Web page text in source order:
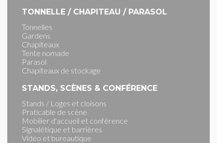
TONNELLE / CHAPITEAU / PARASOL
Tonnelles
Gardens
Chapiteaux
Tente nomade
Parasol
Chapiteaux de stockage
STANDS, SCÈNES & CONFÉRENCE
Stands / Loges et cloisons
Praticable de scène
Mobilier d'accueil et conférence
Signalétique et barrières
Vidéo et bureautique